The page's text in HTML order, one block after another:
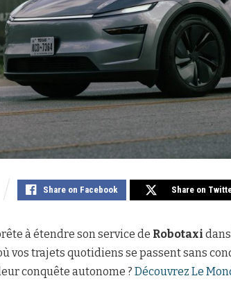
Share on Facebook Share on
à étendre son service de Robotaxi
vos trajets quotidiens se passent sans
conquête autonome ? Découvrez Le